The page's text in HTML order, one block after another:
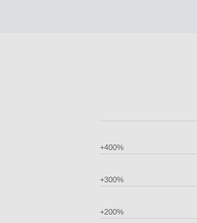
+200%
+300%
+400%